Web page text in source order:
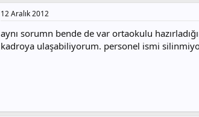
12 Aralık 2012
aynı sorumn bende de var ortaokulu
kadroya ulaşabiliyorum. personel ismi